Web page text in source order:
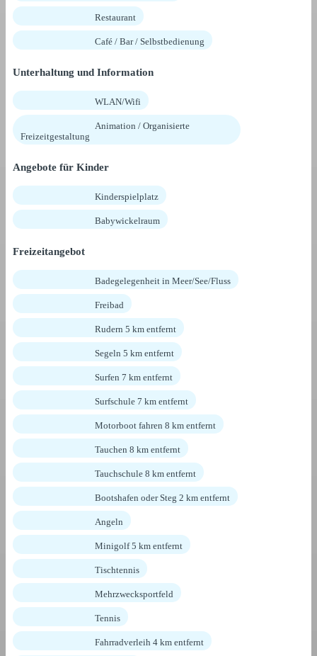
Restaurant
Café / Bar / Selbstbedienung
Unterhaltung und Information
WLAN/Wifi
Animation / Organisierte
Freizeitgestaltung
Angebote für Kinder
Kinderspielplatz
Babywickelraum
Freizeitangebot
Badegelegenheit in Meer/See/Fluss
Freibad
Rudern 5 km entfernt
Segeln 5 km entfernt
Surfen 7 km entfernt
Surfschule 7 km entfernt
Motorboot fahren 8 km entfernt
Tauchen 8 km entfernt
Tauchschule 8 km entfernt
Bootshafen oder Steg 2 km entfernt
Angeln
Minigolf 5 km entfernt
Tischtennis
Mehrzwecksportfeld
Tennis
Fahrradverleih 4 km entfernt